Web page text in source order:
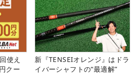
使え
クー
新『TENSEIオレンジ』はドラ
イバーシャフトの“最適解”